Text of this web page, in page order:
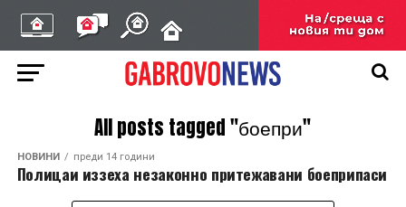
All posts tagged "боепри"
НОВИНИ преди 14 години
Полицаи иззеха незаконно притежавани боеприпаси